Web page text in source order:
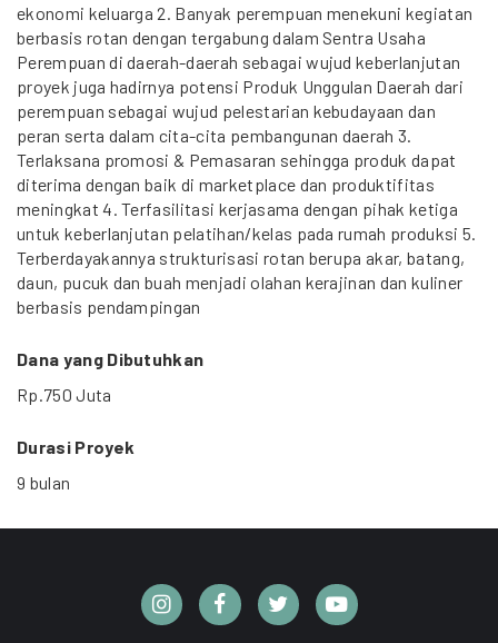
ekonomi keluarga 2. Banyak perempuan menekuni kegiatan
berbasis rotan dengan tergabung dalam Sentra Usaha
Perempuan di daerah-daerah sebagai wujud keberlanjutan
proyek juga hadirnya potensi Produk Unggulan Daerah dari
perempuan sebagai wujud pelestarian kebudayaan dan
peran serta dalam cita-cita pembangunan daerah 3.
Terlaksana promosi & Pemasaran sehingga produk dapat
diterima dengan baik di marketplace dan produktifitas
meningkat 4. Terfasilitasi kerjasama dengan pihak ketiga
untuk keberlanjutan pelatihan/kelas pada rumah produksi 5.
Terberdayakannya strukturisasi rotan berupa akar, batang,
daun, pucuk dan buah menjadi olahan kerajinan dan kuliner
berbasis pendampingan
Dana yang Dibutuhkan
Rp.750 Juta
Durasi Proyek
9 bulan